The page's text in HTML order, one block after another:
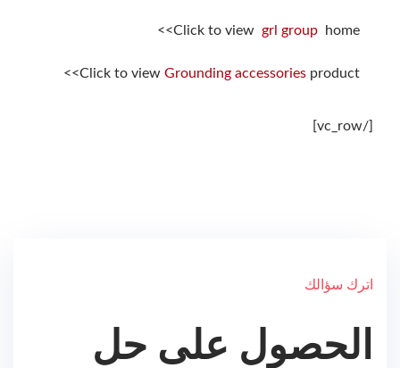
Click to view home>>
Click to view Grounding accessories product>>
[/vc_row]
اترك سؤالك
الحصول على حل